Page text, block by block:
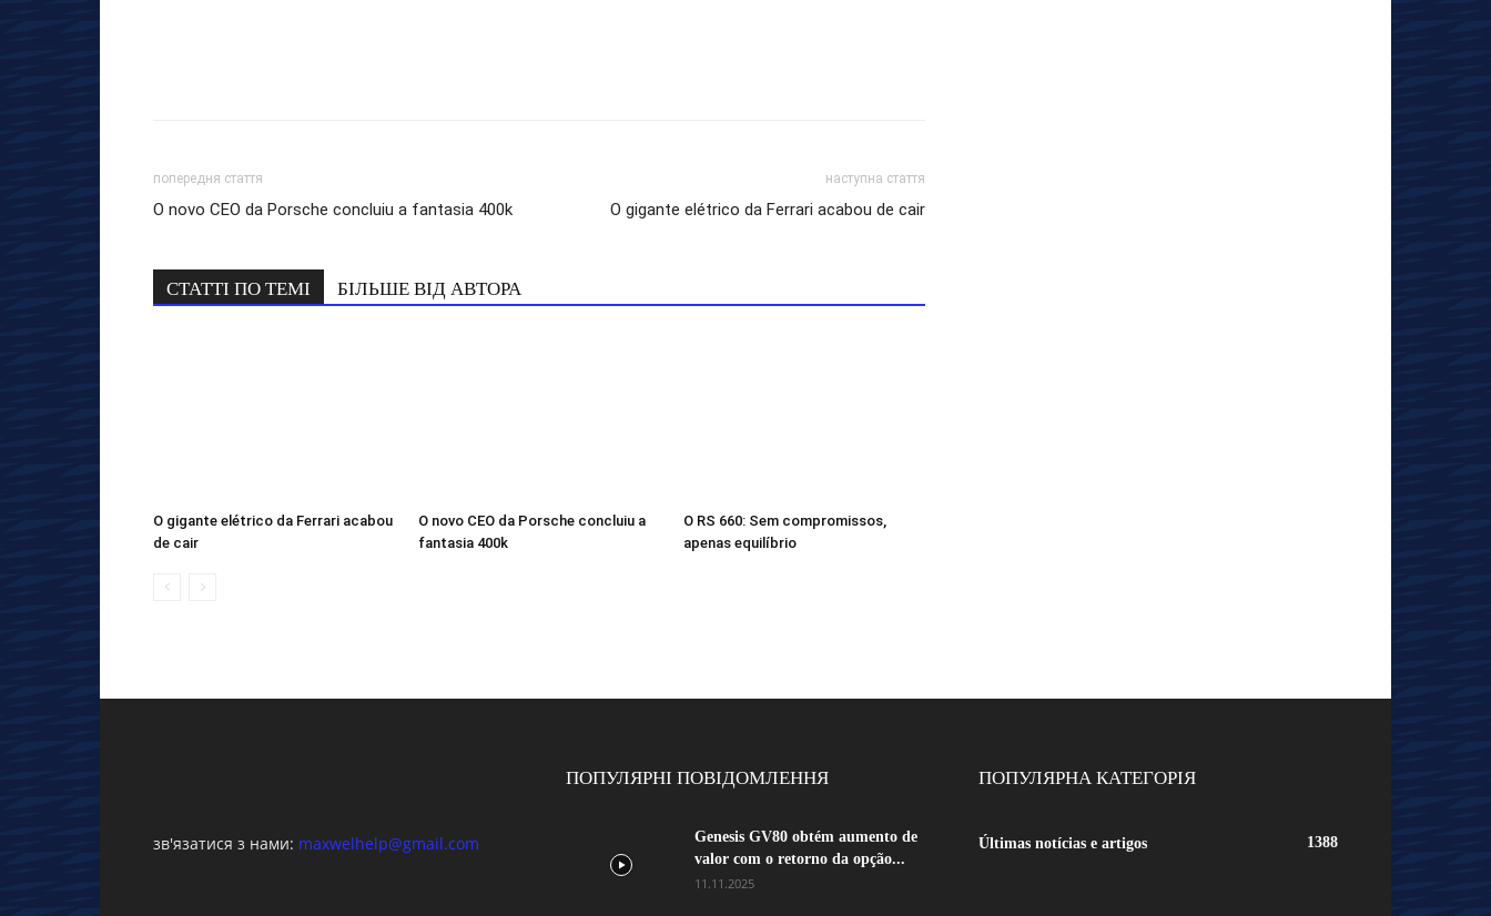
попередня стаття
O novo CEO da Porsche concluiu a fantasia 400k
наступна стаття
O gigante elétrico da Ferrari acabou de cair
СТАТТІ ПО ТЕМІ БІЛЬШЕ ВІД АВТОРА
O gigante elétrico da Ferrari acabou
de cair
O novo CEO da Porsche concluiu a
fantasia 400k
O RS 660: Sem compromissos,
apenas equilíbrio
зв'язатися з нами: maxwelhelp@gmail.com
ПОПУЛЯРНІ ПОВІДОМЛЕННЯ
Genesis GV80 obtém aumento de
valor com o retorno da opção...
11.11.2025
ПОПУЛЯРНА КАТЕГОРІЯ
Últimas notícias e artigos 1388